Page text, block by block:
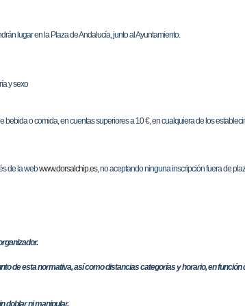
lugar en la Plaza de Andalucía, junto al Ayuntamiento.
y sexo
o comida, en cuentas superiores a 10 €, en cualquiera de los
de la webwww.dorsalchip.es, no aceptando ninguna inscripción fuera de
de esta normativa, así como distancias categorías y horario, en
doblar ni manipular.